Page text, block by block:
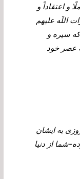
و اعتقاداً و
اللَه عليهم
سيره و
عصر خود
به ايشان
شما از دنيا